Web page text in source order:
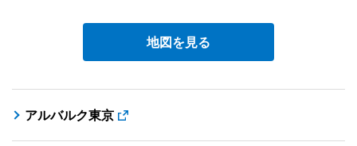
地図を見る
アルバルク東京